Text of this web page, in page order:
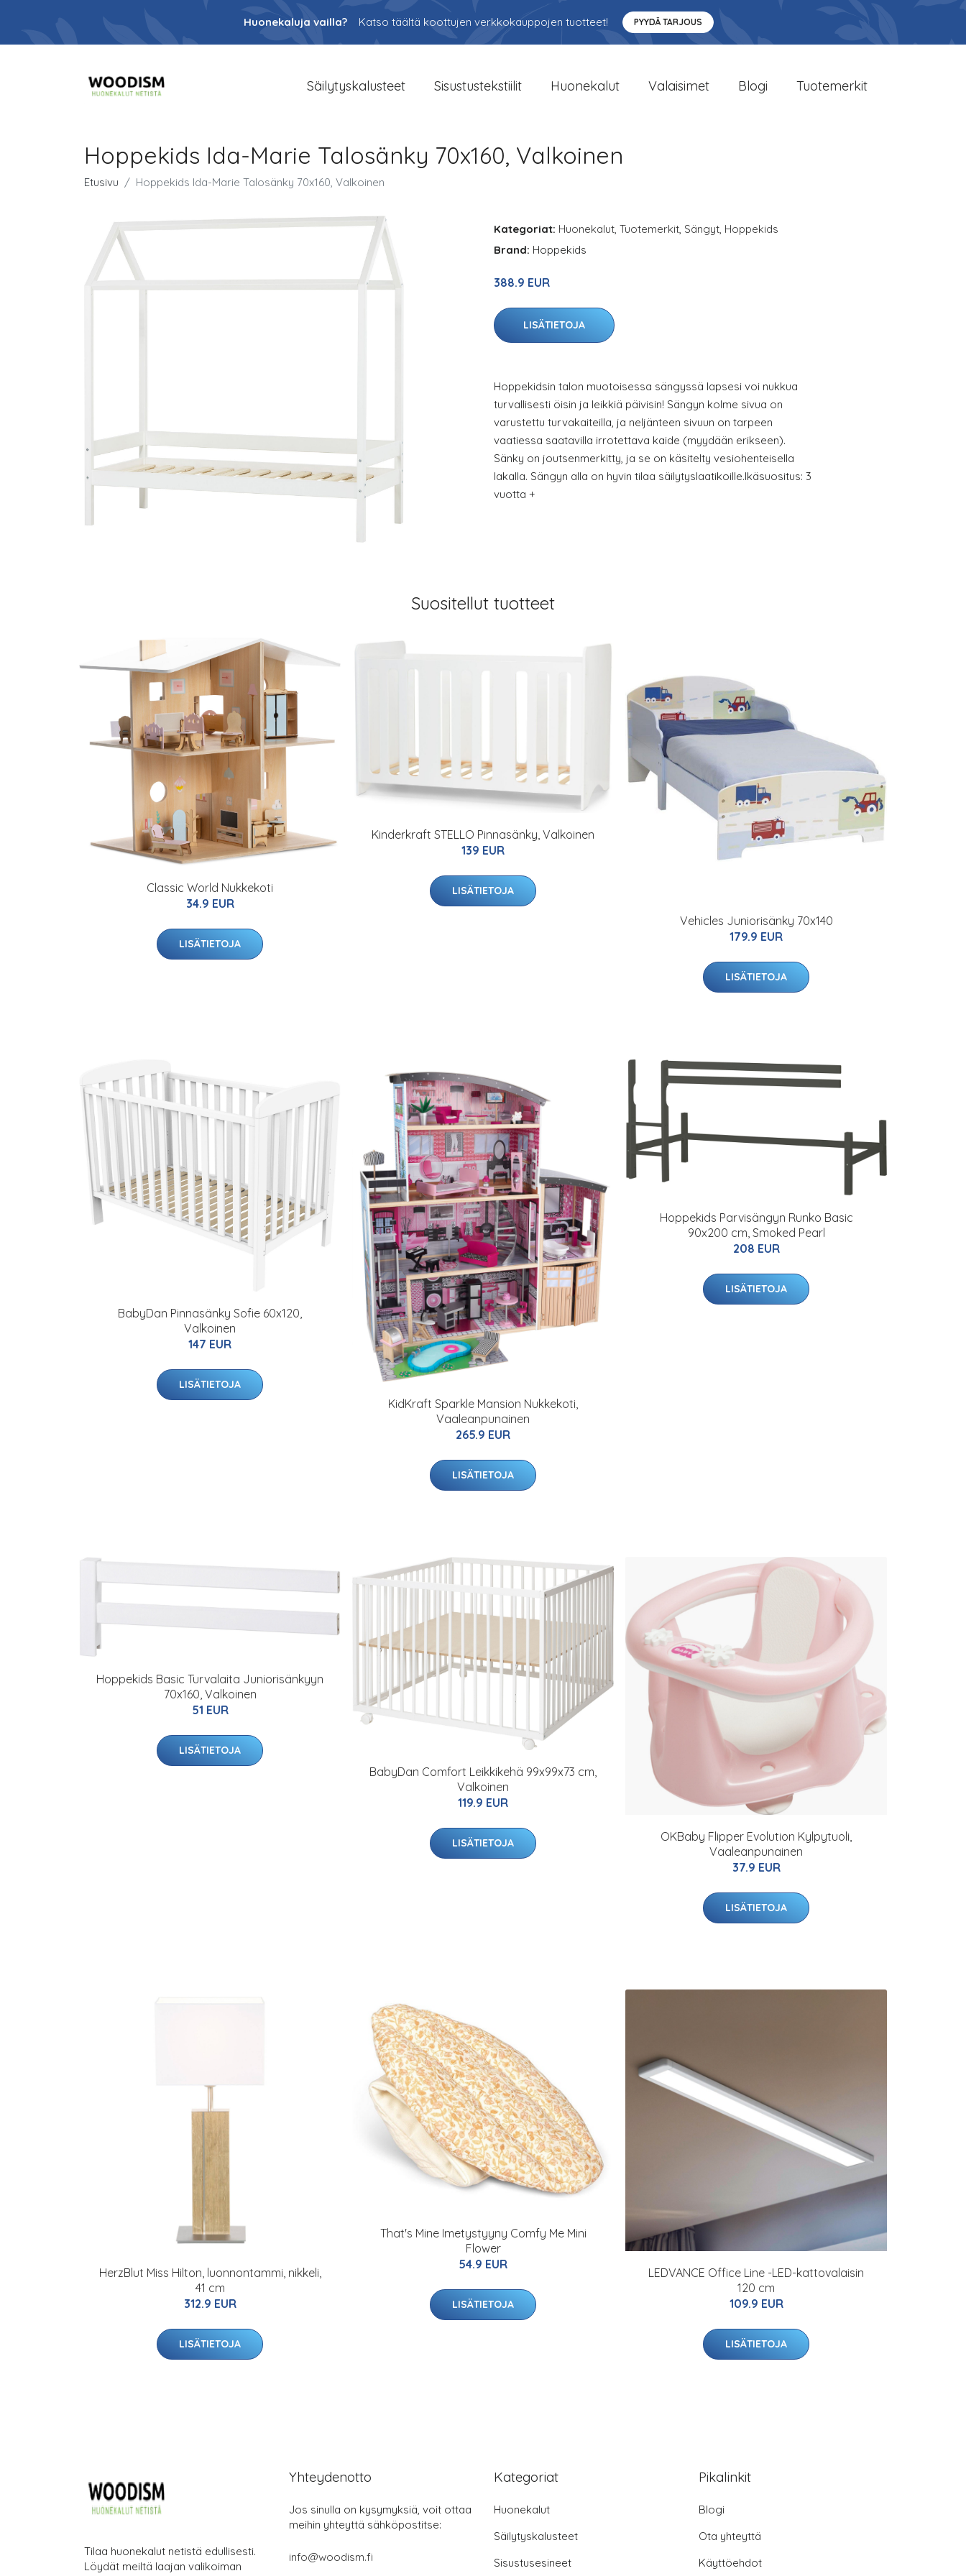
Huonekaluja vailla? Katso täältä koottujen verkkokauppojen tuotteet! PYYDÄ TARJOUS
Säilytyskalusteet Sisustustekstiilit Huonekalut Valaisimet Blogi Tuotemerkit
Hoppekids Ida-Marie Talosänky 70x160, Valkoinen
Etusivu Hoppekids Ida-Marie Talosänky 70x160, Valkoinen
Kategoriat: Huonekalut, Tuotemerkit, Sängyt, Hoppekids
Brand: Hoppekids
388.9 EUR
LISÄTIETOJA
Hoppekidsin talon muotoisessa sängyssä lapsesi voi nukkua
turvallisesti öisin ja leikkiä päivisin! Sängyn kolme sivua on
varustettu turvakaiteilla, ja neljänteen sivuun on tarpeen
vaatiessa saatavilla irrotettava kaide (myydään erikseen).
Sänky on joutsenmerkitty, ja se on käsitelty vesiohenteisella
lakalla. Sängyn alla on hyvin tilaa säilytyslaatikoille.Ikäsuositus: 3
vuotta +
Suositellut tuotteet
Classic World Nukkekoti
34.9 EUR
LISÄTIETOJA
Kinderkraft STELLO Pinnasänky, Valkoinen
139 EUR
LISÄTIETOJA
Vehicles Juniorisänky 70x140
179.9 EUR
LISÄTIETOJA
BabyDan Pinnasänky Sofie 60x120,
Valkoinen
147 EUR
LISÄTIETOJA
KidKraft Sparkle Mansion Nukkekoti,
Vaaleanpunainen
265.9 EUR
LISÄTIETOJA
Hoppekids Parvisängyn Runko Basic
90x200 cm, Smoked Pearl
208 EUR
LISÄTIETOJA
Hoppekids Basic Turvalaita Juniorisänkyyn
70x160, Valkoinen
51 EUR
LISÄTIETOJA
BabyDan Comfort Leikkikehä 99x99x73 cm,
Valkoinen
119.9 EUR
LISÄTIETOJA
OKBaby Flipper Evolution Kylpytuoli,
Vaaleanpunainen
37.9 EUR
LISÄTIETOJA
HerzBlut Miss Hilton, luonnontammi, nikkeli,
41 cm
312.9 EUR
LISÄTIETOJA
That's Mine Imetystyyny Comfy Me Mini
Flower
54.9 EUR
LISÄTIETOJA
LEDVANCE Office Line -LED-kattovalaisin
120 cm
109.9 EUR
LISÄTIETOJA
Tilaa huonekalut netistä edullisesti.
Löydät meiltä laajan valikoiman
Yhteydenotto
Jos sinulla on kysymyksiä, voit ottaa
meihin yhteyttä sähköpostitse:
info@woodism.fi
Kategoriat
Huonekalut
Säilytyskalusteet
Sisustusesineet
Pikalinkit
Blogi
Ota yhteyttä
Käyttöehdot